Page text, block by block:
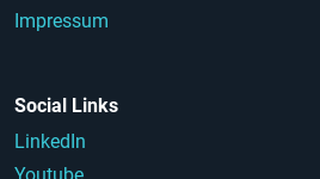
Impressum
Social Links
LinkedIn